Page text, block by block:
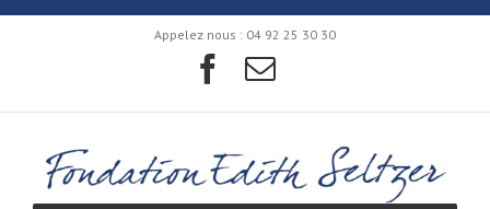
Appelez nous : 04 92 25 30 30